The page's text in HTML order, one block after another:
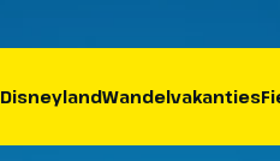
DisneylandWandelvakanties